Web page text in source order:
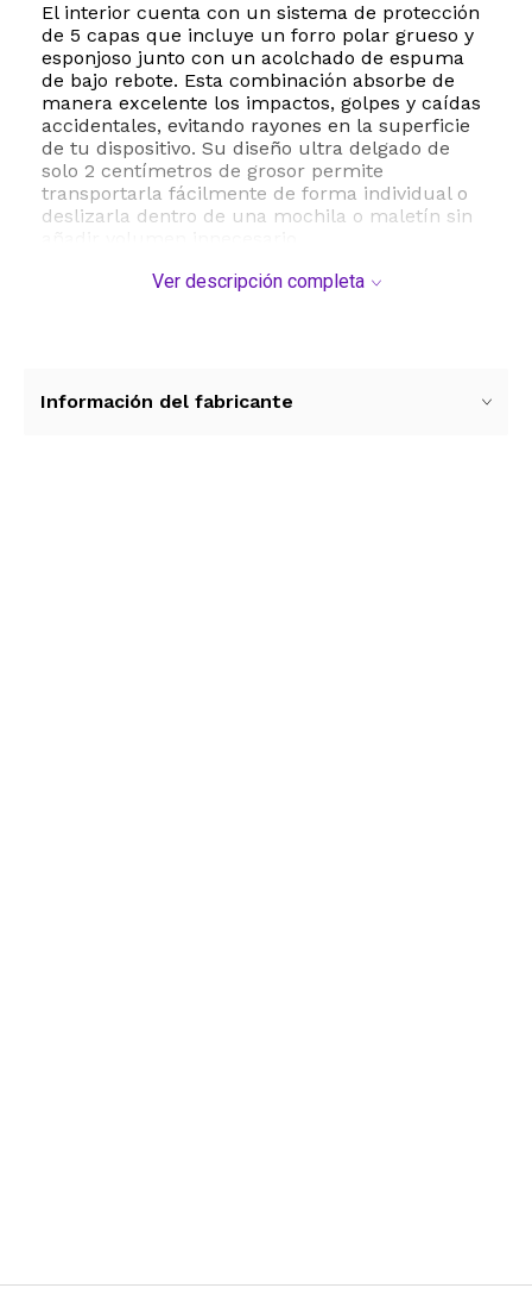
El interior cuenta con un sistema de protección
de 5 capas que incluye un forro polar grueso y
esponjoso junto con un acolchado de espuma
de bajo rebote. Esta combinación absorbe de
manera excelente los impactos, golpes y caídas
accidentales, evitando rayones en la superficie
de tu dispositivo. Su diseño ultra delgado de
solo 2 centímetros de grosor permite
transportarla fácilmente de forma individual o
deslizarla dentro de una mochila o maletín sin
Además de su compartimento principal,
teléfonos móviles. Es la opción ideal para
Ver descripción completa
Información del fabricante